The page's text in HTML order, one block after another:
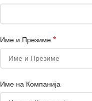
Име и Презиме *
Име на Компанија